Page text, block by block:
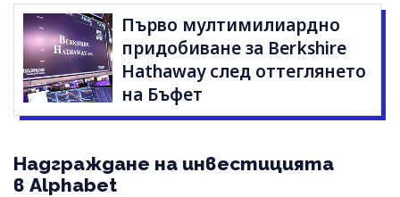
Първо мултимилиардно
придобиване за Berkshire
Hathaway след оттеглянето
на Бъфет
Надграждане на инвестицията
в Alphabet